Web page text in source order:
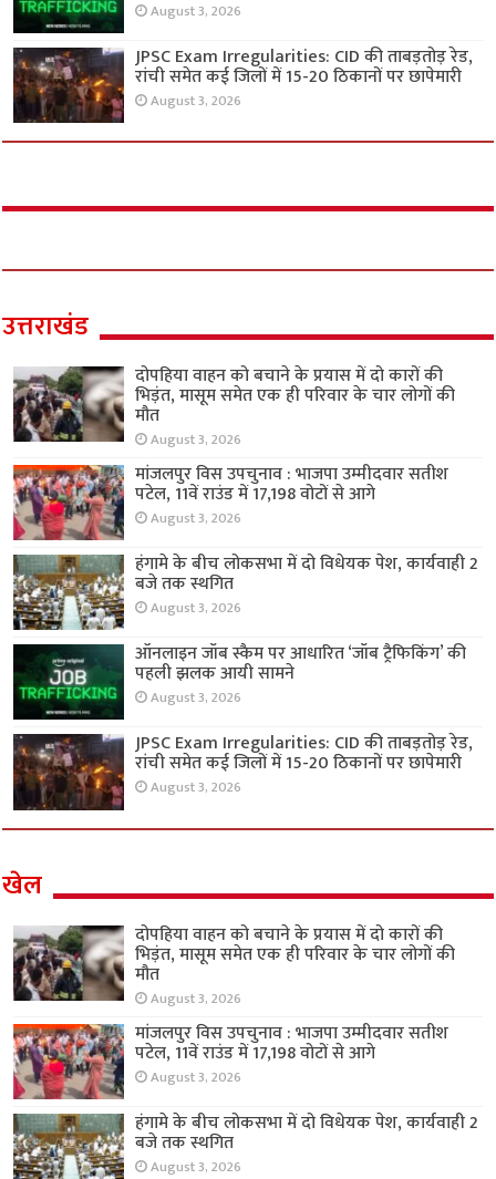
August 3, 2026
JPSC Exam Irregularities: CID की ताबड़तोड़ रेड,
रांची समेत कई जिलों में 15-20 ठिकानों पर छापेमारी
August 3, 2026
उत्तराखंड
दोपहिया वाहन को बचाने के प्रयास में दो कारों की
भिड़ंत, मासूम समेत एक ही परिवार के चार लोगों की
मौत
August 3, 2026
मांजलपुर विस उपचुनाव : भाजपा उम्मीदवार सतीश
पटेल, 11वें राउंड में 17,198 वोटों से आगे
August 3, 2026
हंगामे के बीच लोकसभा में दो विधेयक पेश, कार्यवाही 2
बजे तक स्थगित
August 3, 2026
ऑनलाइन जॉब स्कैम पर आधारित ‘जॉब ट्रैफिकिंग’ की
पहली झलक आयी सामने
August 3, 2026
JPSC Exam Irregularities: CID की ताबड़तोड़ रेड,
रांची समेत कई जिलों में 15-20 ठिकानों पर छापेमारी
August 3, 2026
खेल
दोपहिया वाहन को बचाने के प्रयास में दो कारों की
भिड़ंत, मासूम समेत एक ही परिवार के चार लोगों की
मौत
August 3, 2026
मांजलपुर विस उपचुनाव : भाजपा उम्मीदवार सतीश
पटेल, 11वें राउंड में 17,198 वोटों से आगे
August 3, 2026
हंगामे के बीच लोकसभा में दो विधेयक पेश, कार्यवाही 2
बजे तक स्थगित
August 3, 2026